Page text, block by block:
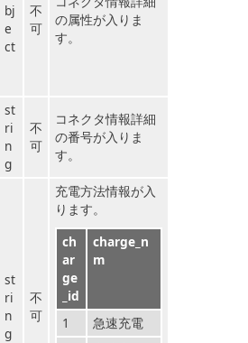
bj
e
ct
不
可
の属性が入りま
す。
st
ri
n
g
不
可
コネクタ情報詳細
の番号が入りま
す。
st
ri
n
g
不
可
充電方法情報が入
ります。
ch
ar
ge
_id
charge_n
m
1
急速充電